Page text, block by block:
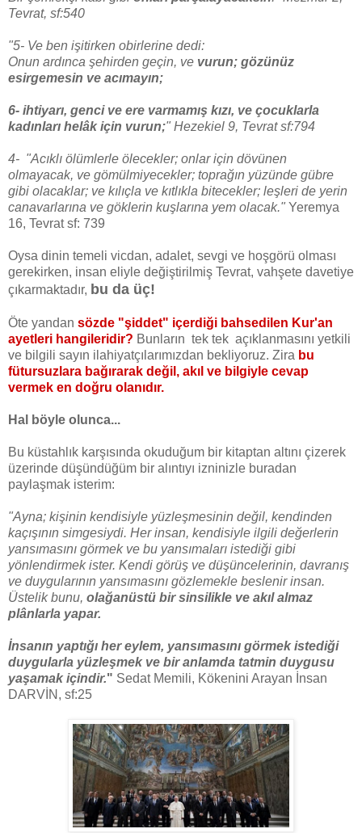
Tevrat, sf:540
"5- Ve ben işitirken obirlerine dedi:
Onun ardınca şehirden geçin, ve vurun; gözünüz
esirgemesin ve acımayın;
6- ihtiyarı, genci ve ere varmamış kızı, ve çocuklarla
kadınları helâk için vurun;" Hezekiel 9, Tevrat sf:794
4- "Acıklı ölümlerle ölecekler; onlar için dövünen
olmayacak, ve gömülmiyecekler; toprağın yüzünde gübre
gibi olacaklar; ve kılıçla ve kıtlıkla bitecekler; leşleri de yerin
canavarlarına ve göklerin kuşlarına yem olacak." Yeremya
16, Tevrat sf: 739
Oysa dinin temeli vicdan, adalet, sevgi ve hoşgörü olması
gerekirken, insan eliyle değiştirilmiş Tevrat, vahşete davetiye
çıkarmaktadır, bu da üç!
Öte yandan sözde "şiddet" içerdiği bahsedilen Kur'an
ayetleri hangileridir? Bunların tek tek açıklanmasını yetkili
ve bilgili sayın ilahiyatçılarımızdan bekliyoruz. Zira bu
fütursuzlara bağırarak değil, akıl ve bilgiyle cevap
vermek en doğru olanıdır.
Hal böyle olunca...
Bu küstahlık karşısında okuduğum bir kitaptan altını çizerek
üzerinde düşündüğüm bir alıntıyı izninizle buradan
paylaşmak isterim:
"Ayna; kişinin kendisiyle yüzleşmesinin değil, kendinden
kaçışının simgesiydi. Her insan, kendisiyle ilgili değerlerin
yansımasını görmek ve bu yansımaları istediği gibi
yönlendirmek ister. Kendi görüş ve düşüncelerinin, davranış
ve duygularının yansımasını gözlemekle beslenir insan.
Üstelik bunu, olağanüstü bir sinsilikle ve akıl almaz
plânlarla yapar.
İnsanın yaptığı her eylem, yansımasını görmek istediği
duygularla yüzleşmek ve bir anlamda tatmin duygusu
yaşamak içindir." Sedat Memili, Kökenini Arayan İnsan
DARVİN, sf:25